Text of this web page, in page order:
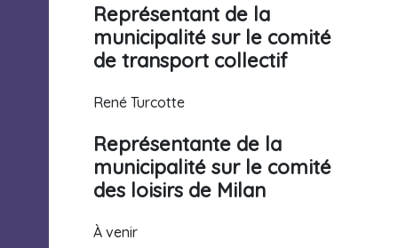
Représentant de la
municipalité sur le comité
de transport collectif
René Turcotte
Représentante de la
municipalité sur le comité
des loisirs de Milan
À venir